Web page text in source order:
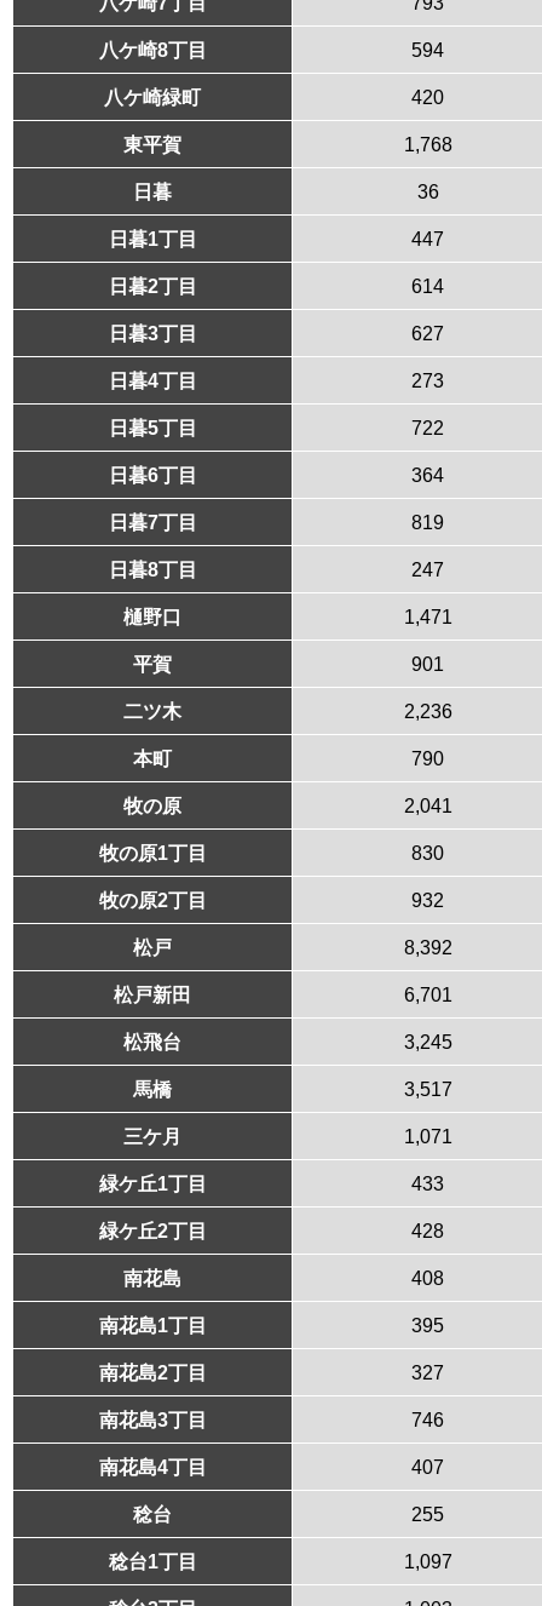
八ケ崎8丁目 594
八ケ崎緑町 420
東平賀 1,768
日暮 36
日暮1丁目 447
日暮2丁目 614
日暮3丁目 627
日暮4丁目 273
日暮5丁目 722
日暮6丁目 364
日暮7丁目 819
日暮8丁目 247
樋野口 1,471
平賀 901
二ツ木 2,236
本町 790
牧の原 2,041
牧の原1丁目 830
牧の原2丁目 932
松戸 8,392
松戸新田 6,701
松飛台 3,245
馬橋 3,517
三ケ月 1,071
緑ケ丘1丁目 433
緑ケ丘2丁目 428
南花島 408
南花島1丁目 395
南花島2丁目 327
南花島3丁目 746
南花島4丁目 407
稔台 255
稔台1丁目 1,097